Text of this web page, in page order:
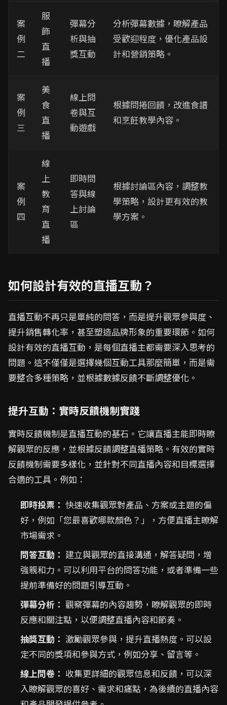
案
例
二
服
飾
直
播
彈幕分
析與抽
獎互動
分析彈幕數據，瞭解產品
受歡迎程度，優化產品設
計和營銷策略。
案
例
三
美
食
直
播
線上問
卷與互
動遊戲
根據問捲回饋，改進食譜
和烹飪教學內容。
案
例
四
線
上
教
育
直
播
即時問
答與線
上討論
區
根據討論區內容，調整教
學策略，設計更有效的教
學方案。
如何設計有效的直播互動？
直播互動不再只是單純的問答，而是提升觀眾參與度、
提升銷售轉化率，甚至塑造品牌形象的重要環節。如何
設計有效的直播互動，是每個直播主都需要深入思考的
問題。這不僅僅是選擇幾個互動工具那麼簡單，而是需
要整合多種策略，並根據數據反饋不斷調整優化。
提升互動：實時反饋機制實踐
實時反饋機制是直播互動的基石。它讓直播主能即時瞭
解觀眾的反應，並根據反饋調整直播策略。有效的實時
反饋機制需要多樣化，並針對不同直播內容和目標選擇
合適的工具。例如：
即時投票： 快速收集觀眾對產品、方案或主題的偏
好，例如「您最喜歡哪款顏色？」，方便直播主瞭解
市場需求。
問答互動： 建立與觀眾的直接溝通，解答疑問，增
強親和力。可以利用平台的問答功能，或者準備一些
提前準備好的問題引導互動。
彈幕分析： 觀察彈幕的內容趨勢，瞭解觀眾的即時
反應和關注點，以便調整直播內容和節奏。
抽獎互動： 激勵觀眾參與，提升直播熱度。可以設
定不同的獎項和參與方式，例如分享、留言等。
線上問卷： 收集更詳細的觀眾信息和反饋，可以深
入瞭解觀眾的喜好、需求和痛點，為後續的直播內容